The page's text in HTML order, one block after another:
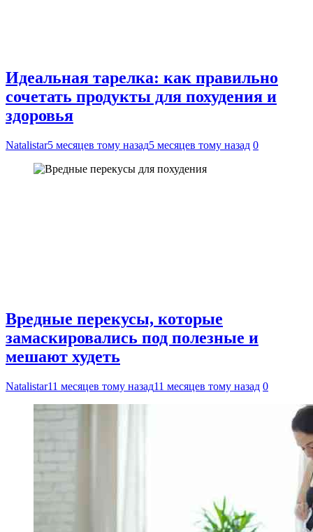
Идеальная тарелка: как правильно
сочетать продукты для похудения и
здоровья
Natalistar5 месяцев тому назад5 месяцев тому назад 0
Вредные перекусы, которые
замаскировались под полезные и
мешают худеть
Natalistar11 месяцев тому назад11 месяцев тому назад 0